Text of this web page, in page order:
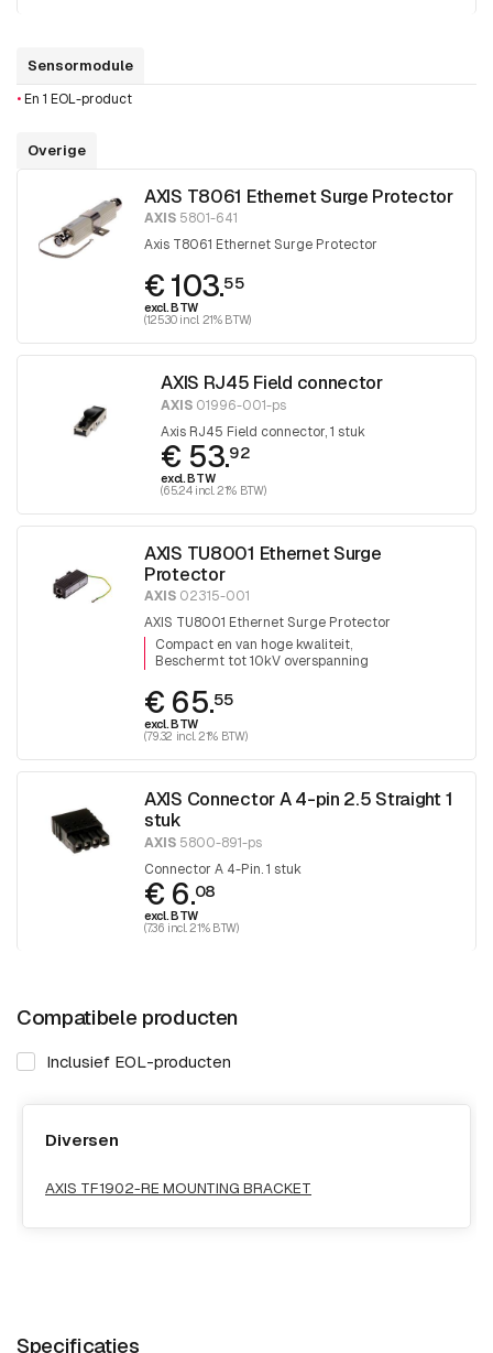
Sensormodule
• En 1 EOL-product
Overige
AXIS T8061 Ethernet Surge Protector
AXIS 5801-641
Axis T8061 Ethernet Surge Protector
€ 103.55
excl. BTW
(125.30 incl. 21% BTW)
AXIS RJ45 Field connector
AXIS 01996-001-ps
Axis RJ45 Field connector, 1 stuk
€ 53.92
excl. BTW
(65.24 incl. 21% BTW)
AXIS TU8001 Ethernet Surge
Protector
AXIS 02315-001
AXIS TU8001 Ethernet Surge Protector
Compact en van hoge kwaliteit
Beschermt tot 10kV overspanning
€ 65.55
excl. BTW
(79.32 incl. 21% BTW)
AXIS Connector A 4-pin 2.5 Straight 1
stuk
AXIS 5800-891-ps
Connector A 4-Pin. 1 stuk
€ 6.08
excl. BTW
(7.36 incl. 21% BTW)
Compatibele producten
Inclusief EOL-producten
Diversen
AXIS TF1902-RE MOUNTING BRACKET
Specificaties